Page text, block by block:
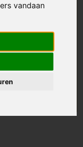
vandaan
we houden u op